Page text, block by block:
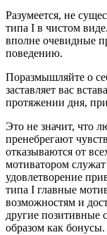
Разумеется, не
типа I в чистом
вполне очевидные
поведению.
Поразмышляйте о
заставляет вас
протяжении дня,
Это не значит, что
пренебрегают
отказываются от
мотиватором
удовлетворение
типа I главные
возможностям и
другие позитивные
образом как бонусы.